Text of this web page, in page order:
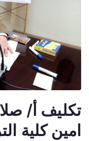
تكليف أ/
امين كلية